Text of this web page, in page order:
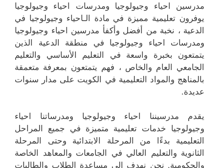
مدرسين احياء وجيولوجيا ومدرسات احياء وجيولوجيا
يوفرون تعليمية مميزة في مادة الـاحياء وجيولوجيا في
الدعية ، نخبة من أفضل وأكفأ مدرسين احياء وجيولوجيا
ومدرسات احياء وجيولوجيا في منطقة الدعية الذين
يتمتعون بخبرة واسعة في التعليم الأساسي والتعليم
الجامعي العام والخاص ، فهم يتمتعون بمعرفة متعمقة
بالمناهج والمواد التعليمية في الكويت على مدار سنوات
عديدة.
يقدم مدرسيننا احياء وجيولوجيا ومدرساتنا احياء
وجيولوجيا خدمات تعليمية متميزة في جميع المراحل
التعليمية بدءًا من المرحلة الابتدائية وحتى المرحلة
الثانوية والتعليم العالي في الجامعات والمعاهد الخاصة
والحكومية. نحن نهدف إلى مساعدة الطلاب والطالبات